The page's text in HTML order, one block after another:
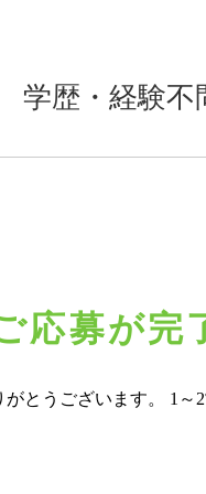
学歴・経験不
応募が完
がとうございます。 1～